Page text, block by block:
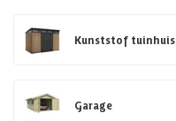
Kunststof tuinhuis
Garage